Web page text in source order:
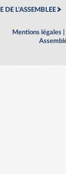
DE L'ASSEMBLEE
Mentions légales